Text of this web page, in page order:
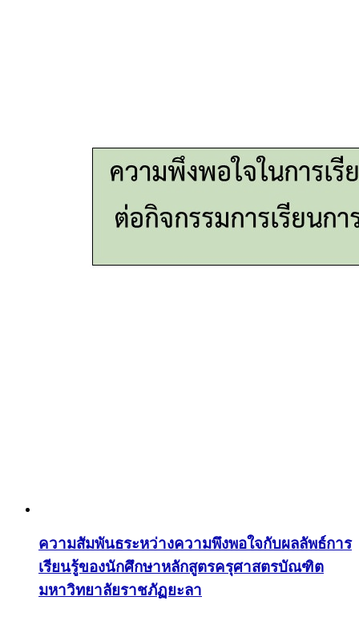
ความสัมพันธระหว่างความพึงพอใจกับผลลัพธ์การ
เรียนรู้ของนักศึกษาหลักสูตรครุศาสตรบัณฑิต
มหาวิทยาลัยราชภัฏยะลา